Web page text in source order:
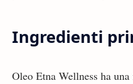
Ingredienti
Oleo Etna Wellness ha